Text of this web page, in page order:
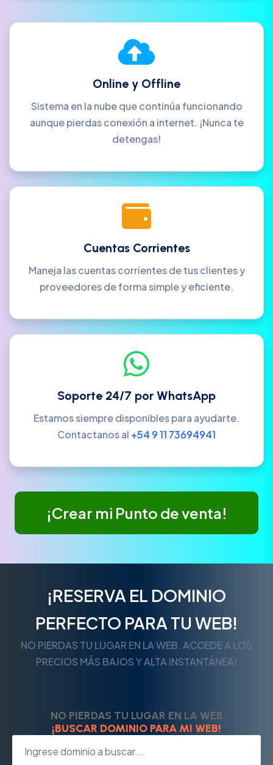
Online y Offline
Sistema en la nube que continúa funcionando
aunque pierdas conexión a internet. ¡Nunca te
detengas!
Cuentas Corrientes
Maneja las cuentas corrientes de tus clientes y
proveedores de forma simple y eficiente.
Soporte 24/7 por WhatsApp
Estamos siempre disponibles para ayudarte.
Contactanos al +54 9 11 73694941
¡Crear mi Punto de venta!
¡RESERVA EL DOMINIO
PERFECTO PARA TU WEB!
NO PIERDAS TU LUGAR EN LA WEB. ACCEDE A LOS
PRECIOS MÁS BAJOS Y ALTA INSTANTÁNEA!
NO PIERDAS TU LUGAR EN LA WEB
¡BUSCAR DOMINIO PARA MI WEB!